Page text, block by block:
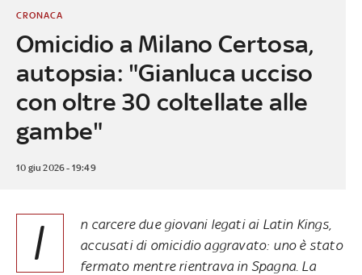
Omicidio a Milano Certosa,
autopsia: "Gianluca ucciso
con oltre 30 coltellate alle
gambe"
CRONACA
10 giu 2026 - 19:49
I
n carcere due giovani legati ai Latin Kings,
accusati di omicidio aggravato: uno è stato
fermato mentre rientrava in Spagna. La